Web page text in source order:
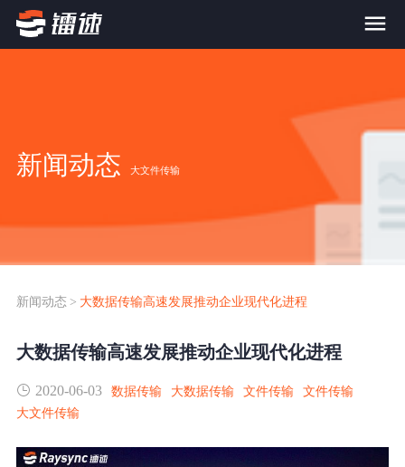
FTP替代升级
SDK传输应用集成
镭速Proxy代理加速
镭速FTP加速
跨国数据传输
数据同步
案例
新闻动态
生态合作
新闻动态 大文件传输
新闻动态 > 大数据传输高速发展推动企业现代化进程
大数据传输高速发展推动企业现代化进程
2020-06-03 数据传输 大数据传输 文件传输
文件传输
大文件传输